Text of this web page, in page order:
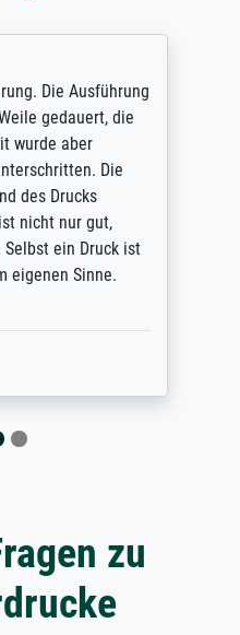
Die Ausführung
gedauert, die
wurde aber
Die
des Drucks
nicht nur gut,
ein Druck ist
eigenen Sinne.
zu